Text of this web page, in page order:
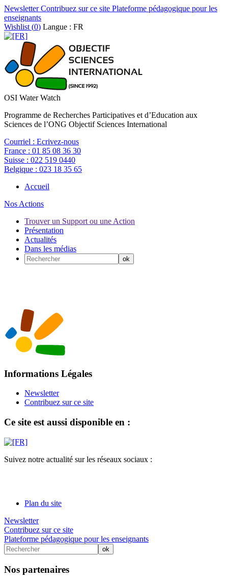
NewsletterContribuez sur ce site Plateforme pédagogique pour les
enseignants
Wishlist (0) Langue : FR
OSI Water Watch
Programme de Recherches Participatives et d’Education aux
Sciences de l’ONG Objectif Sciences International
Courriel : Ecrivez-nous
France : 01 85 08 36 30
Suisse : 022 519 0440
Belgique : 023 18 35 65
Accueil
Nos Actions
Trouver un Support ou une Action
Présentation
Actualités
Dans les médias
Informations Légales
Newsletter
Contribuez sur ce site
Ce site est aussi disponible en :
Suivez notre actualité sur les réseaux sociaux :
Plan du site
Newsletter
Contribuez sur ce site
Plateforme pédagogique pour les enseignants
Nos partenaires